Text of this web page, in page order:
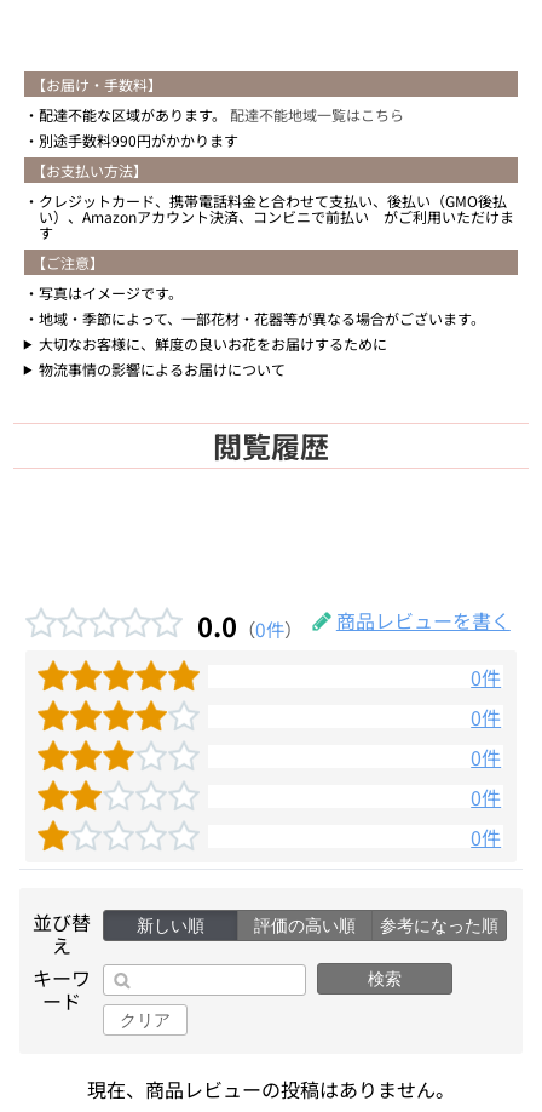
【お届け・手数料】
配達不能な区域があります。 配達不能地域一覧はこちら
別途手数料990円がかかります
【お支払い方法】
クレジットカード、携帯電話料金と合わせて支払い、後払い（GMO後払
い）、Amazonアカウント決済、コンビニで前払い がご利用いただけま
す
【ご注意】
写真はイメージです。
地域・季節によって、一部花材・花器等が異なる場合がございます。
大切なお客様に、鮮度の良いお花をお届けするために
物流事情の影響によるお届けについて
閲覧履歴
0.0 （0件）
商品レビューを書く
0件
0件
0件
0件
0件
並び替
え
新しい順 評価の高い順 参考になった順
キーワ
ード
検索
クリア
現在、商品レビューの投稿はありません。